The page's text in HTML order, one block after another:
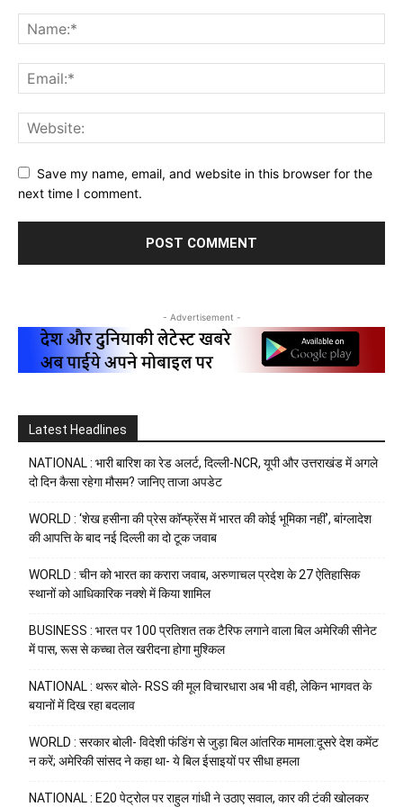
Save my name, email, and website in this browser for the
next time I comment.
- Advertisement -
Latest Headlines
NATIONAL : भारी बारिश का रेड अलर्ट, दिल्ली-NCR, यूपी और उत्तराखंड में अगले
दो दिन कैसा रहेगा मौसम? जानिए ताजा अपडेट
WORLD : ‘शेख हसीना की प्रेस कॉन्फ्रेंस में भारत की कोई भूमिका नहीं’, बांग्लादेश
की आपत्ति के बाद नई दिल्ली का दो टूक जवाब
WORLD : चीन को भारत का करारा जवाब, अरुणाचल प्रदेश के 27 ऐतिहासिक
स्थानों को आधिकारिक नक्शे में किया शामिल
BUSINESS : भारत पर 100 प्रतिशत तक टैरिफ लगाने वाला बिल अमेरिकी सीनेट
में पास, रूस से कच्चा तेल खरीदना होगा मुश्किल
NATIONAL : थरूर बोले- RSS की मूल विचारधारा अब भी वही, लेकिन भागवत के
बयानों में दिख रहा बदलाव
WORLD : सरकार बोली- विदेशी फंडिंग से जुड़ा बिल आंतरिक मामला:दूसरे देश कमेंट
न करें; अमेरिकी सांसद ने कहा था- ये बिल ईसाइयों पर सीधा हमला
NATIONAL : E20 पेट्रोल पर राहुल गांधी ने उठाए सवाल, कार की टंकी खोलकर